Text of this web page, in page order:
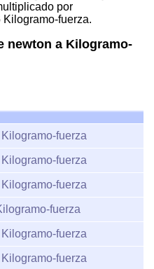
por
Kilogramo-fuerza.
newton a Kilogramo-
Kilogramo-fuerza
Kilogramo-fuerza
Kilogramo-fuerza
fuerza
Kilogramo-fuerza
Kilogramo-fuerza